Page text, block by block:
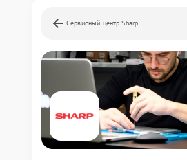
Сервисный центр Sharp